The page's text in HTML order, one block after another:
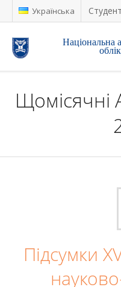
Українська
Національна
Щомісячні
Підсумки